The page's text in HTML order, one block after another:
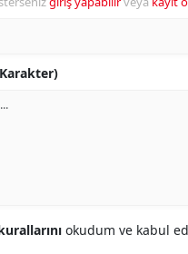
okudum ve kabul